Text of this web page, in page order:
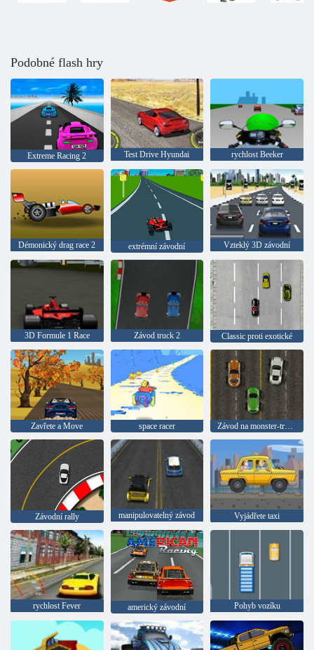
Podobné flash hry
Extreme Racing 2 Test Drive Hyundai rychlost Beeker
Démonický drag race 2 extrémní závodní Vzteklý 3D závodní
3D Formule 1 Race Závod truck 2 Classic proti exotické
Zavřete a Move space racer Závod na monster-truck
Závodní rally manipulovatelný závod Vyjádřete taxi
rychlost Fever americký závodní Pohyb vozíku